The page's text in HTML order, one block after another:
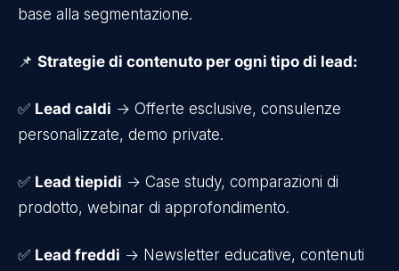
base alla segmentazione.
📌 Strategie di contenuto per ogni tipo di lead:
✅ Lead caldi → Offerte esclusive, consulenze
personalizzate, demo private.
✅ Lead tiepidi → Case study, comparazioni di
prodotto, webinar di approfondimento.
✅ Lead freddi → Newsletter educative, contenuti